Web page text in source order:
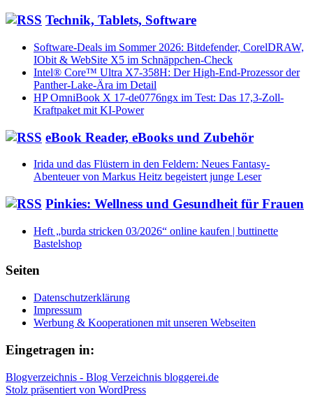
Technik, Tablets, Software
Software-Deals im Sommer 2026: Bitdefender, CorelDRAW,
IObit & WebSite X5 im Schnäppchen-Check
Intel® Core™ Ultra X7-358H: Der High-End-Prozessor der
Panther-Lake-Ära im Detail
HP OmniBook X 17-de0776ngx im Test: Das 17,3-Zoll-
Kraftpaket mit KI-Power
eBook Reader, eBooks und Zubehör
Irida und das Flüstern in den Feldern: Neues Fantasy-
Abenteuer von Markus Heitz begeistert junge Leser
Pinkies: Wellness und Gesundheit für Frauen
Heft „burda stricken 03/2026“ online kaufen | buttinette
Bastelshop
Seiten
Datenschutzerklärung
Impressum
Werbung & Kooperationen mit unseren Webseiten
Eingetragen in:
Blogverzeichnis - Blog Verzeichnis bloggerei.de
Stolz präsentiert von WordPress